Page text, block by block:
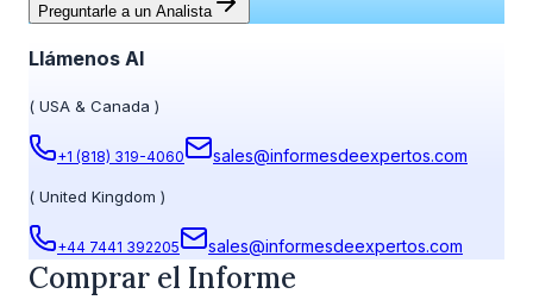
Preguntarle a un Analista
Llámenos Al
( USA & Canada )
+1 (818) 319-4060 sales@informesdeexpertos.com
( United Kingdom )
+44 7441 392205 sales@informesdeexpertos.com
Comprar el Informe